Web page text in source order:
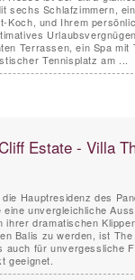
sechs Schlafzimmern,
Koch, und Ihrem
Terrassen, ein Spa
Tennisplatz am ...
Estate - Villa
Hauptresidenz des
eine unvergleichliche
ihrer dramatischen
Balis zu werden, ist
auch für unvergessliche
geeignet.